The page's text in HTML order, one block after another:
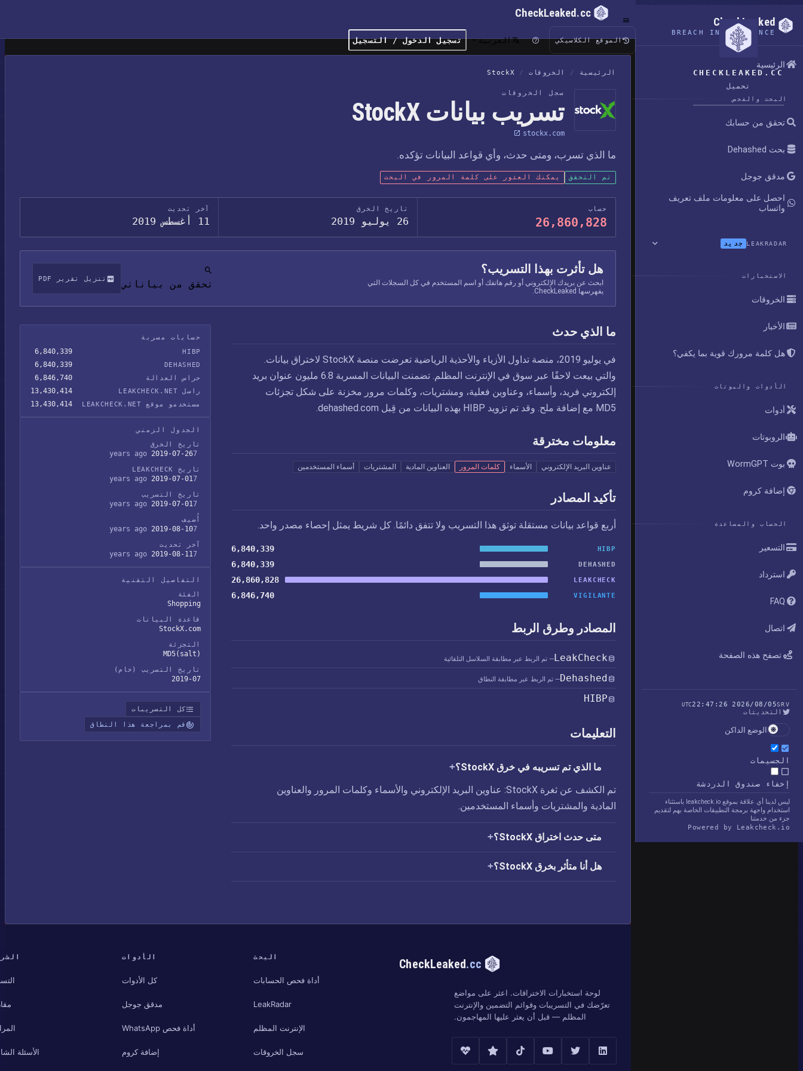
CHECKLEAKED.CC
تحميل
CheckLeaked
BREACH INTELLIGENCE
الرئيسية
البحث والفحص
تحقق من حسابك
بحث Dehashed
مدقق جوجل
احصل على معلومات ملف تعريف
واتساب
LEAKRADAR جديد
الاستخبارات
الخروقات
الأخبار
هل كلمة مرورك قوية بما يكفي؟
الأدوات والبوتات
أدوات
الروبوتات
بوت WormGPT
إضافة كروم
الحساب والمساعدة
التسعير
استرداد
FAQ
اتصال
تصفح هذه الصفحة
SRV
2026/08/05 22:47:26
UTC
التحديثات
الوضع الداكن
الجسيمات
إخفاء صندوق الدردشة
ليس لدينا أي علاقة بموقع leakcheck.io باستثناء
استخدام واجهة برمجة التطبيقات الخاصة بهم لتقديم
جزء من خدمتنا
Powered by Leakcheck.io
CheckLeaked.cc
الموقع الكلاسيكي العربية تسجيل الدخول / التسجيل
الرئيسية / الخروقات /
StockX
سجل الخروقات
تسريب بيانات StockX
stockx.com
ما الذي تسرب، ومتى حدث، وأي قواعد البيانات تؤكده.
تم التحقق يمكنك العثور على كلمة المرور في البحث
حساب
26,860,828
تاريخ الخرق
26 يوليو 2019
آخر تحديث
11 أغسطس 2019
هل تأثرت بهذا التسريب؟
ابحث عن بريدك الإلكتروني أو رقم هاتفك أو اسم المستخدم في كل السجلات التي
يفهرسها CheckLeaked.
تحقق من بياناتي تنزيل تقرير PDF
ما الذي حدث
في يوليو 2019، منصة تداول الأزياء والأحذية الرياضية تعرضت منصة StockX لاختراق بيانات.
والتي بيعت لاحقًا عبر سوق في الإنترنت المظلم. تضمنت البيانات المسربة 6.8 مليون عنوان بريد
إلكتروني فريد، وأسماء، وعناوين فعلية، ومشتريات، وكلمات مرور مخزنة على شكل تجزئات
MD5 مع إضافة ملح. وقد تم تزويد HIBP بهذه البيانات من قِبل dehashed.com.
معلومات مخترقة
عناوين البريد الإلكتروني الأسماء كلمات المرور العناوين المادية المشتريات أسماء المستخدمين
تأكيد المصادر
أربع قواعد بيانات مستقلة توثق هذا التسريب ولا تتفق دائمًا. كل شريط يمثل إحصاء مصدر واحد.
HIBP
6,840,339
DEHASHED
6,840,339
LEAKCHECK
26,860,828
VIGILANTE
6,846,740
المصادر وطرق الربط
LeakCheck— تم الربط عبر مطابقة السلاسل التلقائية
Dehashed— تم الربط عبر مطابقة النطاق
HIBP
التعليمات
ما الذي تم تسريبه في خرق StockX؟
تم الكشف عن ثغرة StockX: عناوين البريد الإلكتروني والأسماء وكلمات المرور والعناوين
المادية والمشتريات وأسماء المستخدمين.
متى حدث اختراق StockX؟
هل أنا متأثر بخرق StockX؟
حسابات مسربة
HIBP
6,840,339
DEHASHED
6,840,339
حراس العدالة 6,846,740
راسل LEAKCHECK.NET 13,430,414
مستخدمو موقع LEAKCHECK.NET 13,430,414
الجدول الزمني
تاريخ الخرق
2019-07-267 years ago
تاريخ LEAKCHECK
2019-07-017 years ago
تاريخ التسريب
2019-07-017 years ago
أُضيف
2019-08-107 years ago
آخر تحديث
2019-08-117 years ago
التفاصيل التقنية
الفئة
Shopping
قاعدة البيانات
StockX.com
التجزئة
MD5(salt)
تاريخ التسريب (خام)
2019-07
كل التسريبات
قم بمراجعة هذا النطاق
CheckLeaked.cc
لوحة استخبارات الاختراقات. اعثر على مواضع
تعرّضك في التسريبات وقوائم التضمين والإنترنت
المظلم — قبل أن يعثر عليها المهاجمون.
البحث
أداة فحص الحسابات
LeakRadar
الإنترنت المظلم
سجل الخروقات
الأدوات
كل الأدوات
مدقق جوجل
أداة فحص WhatsApp
إضافة كروم الأسئلة